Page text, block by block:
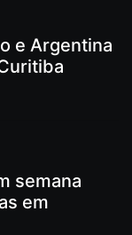
e Argentina
semana
em